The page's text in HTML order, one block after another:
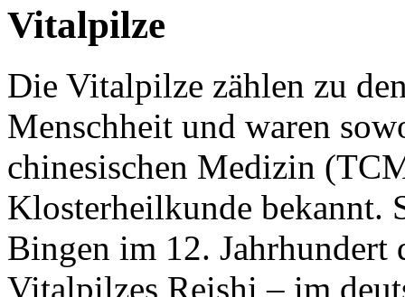
Vitalpilze
Die Vitalpilze zählen zu
Menschheit und waren
chinesischen Medizin
Klosterheilkunde bekannt.
Bingen im 12.
Vitalpilzes Reishi – im